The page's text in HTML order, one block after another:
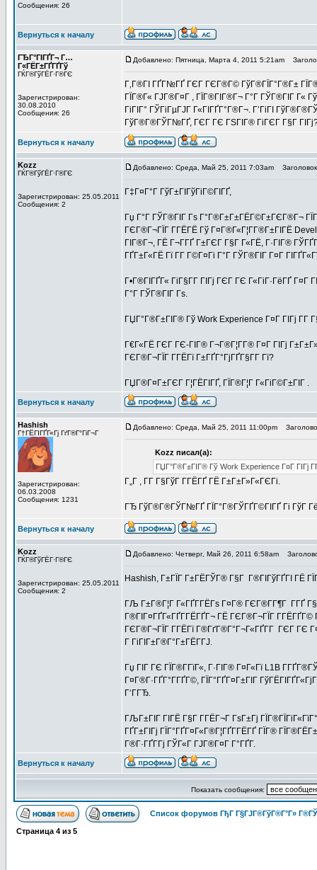
Сообщения: 26
Вернуться к началу
ГЂГ°ГІГҐГ¬ Г…
Г«ГЁГ±ГҐГҐГў
ГЌГ®ГўГЁГ·Г®ГЄ
Зарегистрирован:
30.08.2010
Сообщения: 26
Добавлено: Пятница, Марта 4, 2011 5:21am
Г‚Г®ГІ ГҐГ№ГҐ ГЄГ ГЄГ®Г© ГўГ®ГЇГ°Г®Г± ГЇГ®
ГЇГ®Г« ГЈГ®Г¤Г , ГЇГ®ГІГ®Г¬ Г°Г ГЎГ®ГІГ
ГіГІГ° ГЎГіГµГЈГ Г«ГІГҐГ°Г®Г¬. Г’ГіГІ
ГўГ®Г®ГЎГ№ГҐ, ГЄГ ГЄ ГЅГІГ® ГіГЄГ Г§Г
Вернуться к началу
Kozz
ГЌГ®ГўГЁГ·Г®ГЄ
Зарегистрирован: 25.05.2011
Сообщения: 2
Добавлено: Среда, Май 25, 2011 7:03am
Г‡Г¤Г°Г ГўГ±ГІГўГіГ©ГІГҐ,
Гџ Г°Г ГЎГ®ГІГ Гѕ Г°Г®Г±Г±ГЁГ©Г±ГЄГ®Г¬
ГЄГ®Г¬ГЇГ Г­ГЁГЁ Гў Г¤Г®Г«Г¦Г­Г®Г±ГІГЁ
ГІГ®Г¬, ГЁ Г¬Г­ГҐ Г±ГЄГ Г§Г Г«ГЁ, Г·ГІГ®
ГҐГ±Г«ГЁ Гї Г­Г Г©Г¤Гі Г°Г ГЎГ®ГІГ Г¤Г
Г•Г®ГІГҐГ« ГіГ§Г­Г ГІГј ГЄГ ГЄ Г«ГіГ·ГёГҐ
Г°Г ГЎГ®ГІГ Гѕ.
ГЏГ°Г®Г±ГІГ® Гў Work Experience Г¤Г ГІГј Г­Г
Г€Г«ГЁ ГЄГ ГЄ-ГІГ® Г¬Г®Г¦Г­Г® Г¤Г ГІГј
ГЄГ®Г¬ГЇГ Г­ГЁГї Г±ГҐГ°ГјГҐГ§Г­Г Гї?
ГЏГ®Г¤Г±ГЄГ Г¦ГЁГІГҐ, ГЇГ®Г¦Г Г«ГіГ©Г±ГІГ .
Вернуться к началу
Hashish
Г†ГЁГІГҐГ«Гј ГґГ®Г°ГіГ¬Г
Зарегистрирован:
06.03.2008
Сообщения: 1231
Добавлено: Среда, Май 25, 2011 11:00pm
Kozz писал(а):
ГЏГ°Г®Г±ГІГ® Гў Work Experience Г¤Г ГІГј
Г„Г , Г­Г Г§ГўГ Г­ГЁГҐ ГЁ Г±Г±Г»Г«ГЄГі.
ГЂ ГўГ®Г®ГЎГ№ГҐ ГЇГ°Г®ГЎГҐГ©ГІГҐ Гі ГўГ
Вернуться к началу
Kozz
ГЌГ®ГўГЁГ·Г®ГЄ
Зарегистрирован: 25.05.2011
Сообщения: 2
Добавлено: Четверг, Май 26, 2011 6:58am
Hashish, Г±ГЇГ Г±ГЁГЎГ® Г§Г Г®ГІГўГҐГІ ГЁ
ГЉ Г±Г®Г¦Г Г«ГҐГ­ГЁГѕ Г¤Г® ГЄГ®Г­Г¶Г Г­ГҐ
Г®ГІГ¤ГҐГ«ГҐГ­ГЁГҐГ¬ ГЁ ГЄГ®Г¬ГЇГ Г­ГЁГҐГ©
ГЄГ®Г¬ГЇГ Г­ГЁГї Г®ГґГ®Г°Г¬Г«ГҐГ­Г ГЄГ ГЄ
Г ГіГІГ±Г®Г°Г±ГЁГ­ГЈ.
Гџ ГІГ ГЄ ГЇГ®Г­ГїГ«, Г·ГІГ® Г¤Г«Гї L1B
Г¤Г®Г·ГҐГ°Г­ГҐГ©, ГЇГ°ГҐГ¤Г±ГІГ
Г‘ГГЂ.
ГЉГ±ГІГ ГІГЁ Г§Г Г­ГЁГ¬Г ГѕГ±Гј
ГҐГ±ГІГј ГЇГ°ГҐГ¤Г«Г®Г¦ГҐГ­ГЁГҐ ГЇГ®
Г®Г·ГҐГ­Гј ГЎГ«Г ГЈГ®Г¤Г Г°ГҐГ­.
Вернуться к началу
Показать сообщения:
Список форумов ГђГ Г§ГЈГ®ГўГ®Г°Г»
Страница 4 из 5